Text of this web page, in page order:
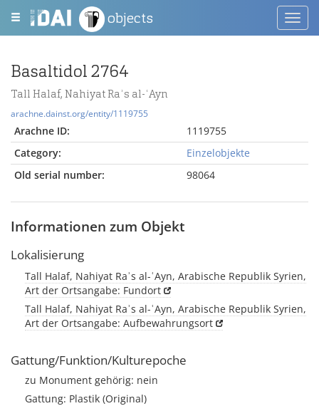
objects
Basaltidol 2764
Tall Halaf, Nahiyat Raʾs al-ʿAyn
arachne.dainst.org/entity/1119755
Arachne ID:
1119755
Category:
Einzelobjekte
Old serial number:
98064
Informationen zum Objekt
Lokalisierung
Tall Halaf, Nahiyat Raʾs al-ʿAyn, Arabische Republik Syrien,
Art der Ortsangabe: Fundort
Tall Halaf, Nahiyat Raʾs al-ʿAyn, Arabische Republik Syrien,
Art der Ortsangabe: Aufbewahrungsort
Gattung/Funktion/Kulturepoche
zu Monument gehörig: nein
Gattung: Plastik (Original)